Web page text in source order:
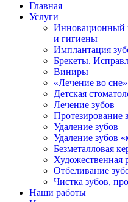
Главная
Услуги
Инновационный
и гигиены
Имплантация
Брекеты.
Виниры
«Лечение во
Детская
Лечение зубов
Протезирование
Удаление зубов
Удаление зубов
Безметалловая
Художественная
Отбеливание
Чистка зубов,
Наши работы